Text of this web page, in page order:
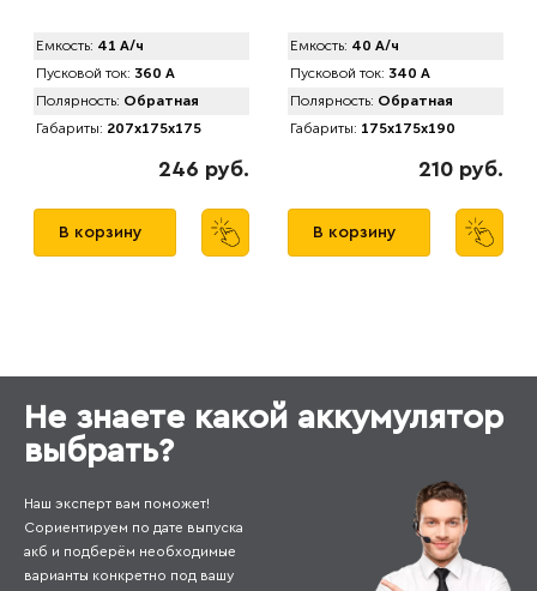
Емкость: 41 А/ч
Пусковой ток: 360 А
Полярность: Обратная
Габариты: 207x175x175
246 руб.
В корзину
Емкость: 40 А/ч
Пусковой ток: 340 А
Полярность: Обратная
Габариты: 175x175x190
210 руб.
В корзину
Не знаете какой аккумулятор
выбрать?
Наш эксперт вам поможет!
Сориентируем по дате выпуска
акб и подберём необходимые
варианты конкретно под вашу